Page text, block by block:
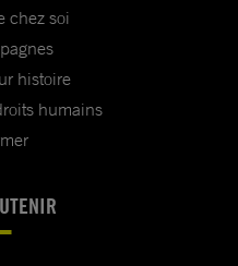
chez soi
histoire
humains